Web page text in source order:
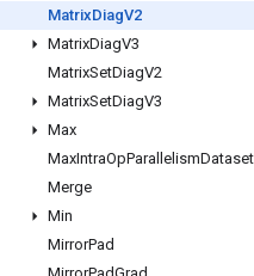
MatrixDiagV2
MatrixDiagV3
MatrixSetDiagV2
MatrixSetDiagV3
Max
MaxIntraOpParallelismDataset
Merge
Min
MirrorPad